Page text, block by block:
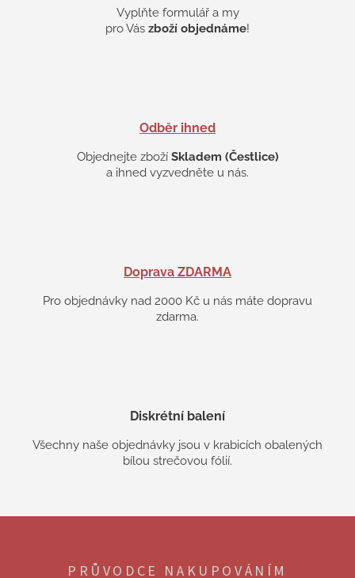
v
ý
Vyplňte formulář a my
pro Vás zboží objednáme!
Odběr ihned
Objednejte zboží Skladem (Čestlice)
a ihned vyzvedněte u nás.
Doprava ZDARMA
Pro objednávky nad 2000 Kč u nás máte dopravu
zdarma.
Diskrétní balení
Všechny naše objednávky jsou v krabicích obalených
bílou strečovou fólií.
PRŮVODCE NAKUPOVÁNÍM